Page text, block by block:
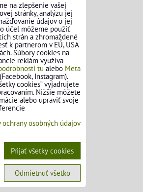
INFORMÁCIE
pre osoby
pre firmy
údajov
na zlepšenie vašej
stránky, analýzu jej
údajov o jej
účel môžeme použiť
strán a zhromaždené
k partnerom v EÚ, USA
Súbory cookies na
reklám využíva
tu alebo Meta
(Facebook, Instagram).
cookies“ vyjadrujete
Nižšie môžete
alebo upraviť svoje
ochrany osobných údajov
Prijať všetky cookies
Odmietnuť všetko